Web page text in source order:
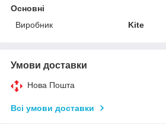
Основні
Виробник
Kite
Умови доставки
Нова Пошта
Всі умови доставки